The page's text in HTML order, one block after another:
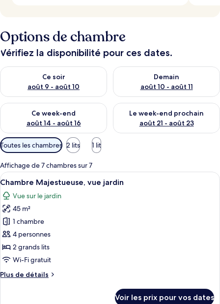
Options de chambre
Vérifiez la disponibilité pour ces dates.
Ce soir
août 9 - août 10
Vérifier la disponibilité pour ce soir août 9 - août 10
Demain
août 10 - août 11
Vérifier la disponibilité pour
Ce week-end
août 14 - août 16
Vérifier la disponibilité pour ce week-end août 14 - août 16
Le week-end prochain
août 21 - août 23
Vérifier la disponibilité pour
Filtres
disponibles
pour
les
chambres
Toutes les chambres 2 lits 1 lit
Affichage de 7 chambres sur 7
Afficher
toutes
les
photos
pour
ce
type
de
chambre :
Chambre
Une chambre d’hôtel moderne
6
Chambre Majestueuse, vue jardin
Vue sur le jardin
45 m²
1 chambre
4 personnes
2 grands lits
Wi-Fi gratuit
Plus de détails
Plus
Voir les prix pour vos dates